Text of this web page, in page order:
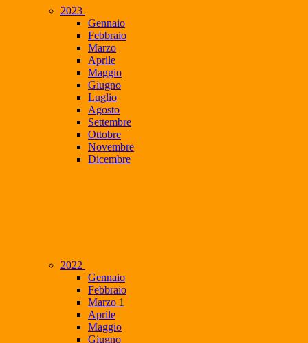
2023
Gennaio
Febbraio
Marzo
Aprile
Maggio
Giugno
Luglio
Agosto
Settembre
Ottobre
Novembre
Dicembre
2022
Gennaio
Febbraio
Marzo 1
Aprile
Maggio
Giugno